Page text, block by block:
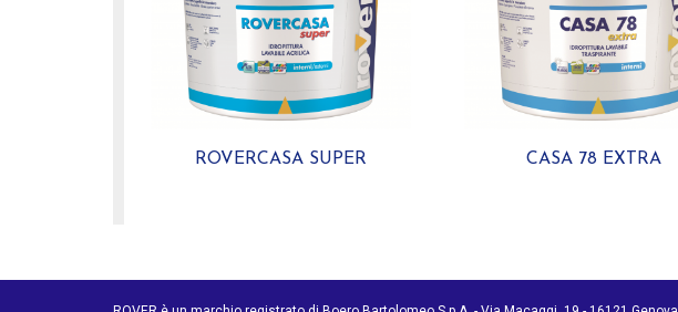
ROVERCASA SUPER CASA 78 EXTRA